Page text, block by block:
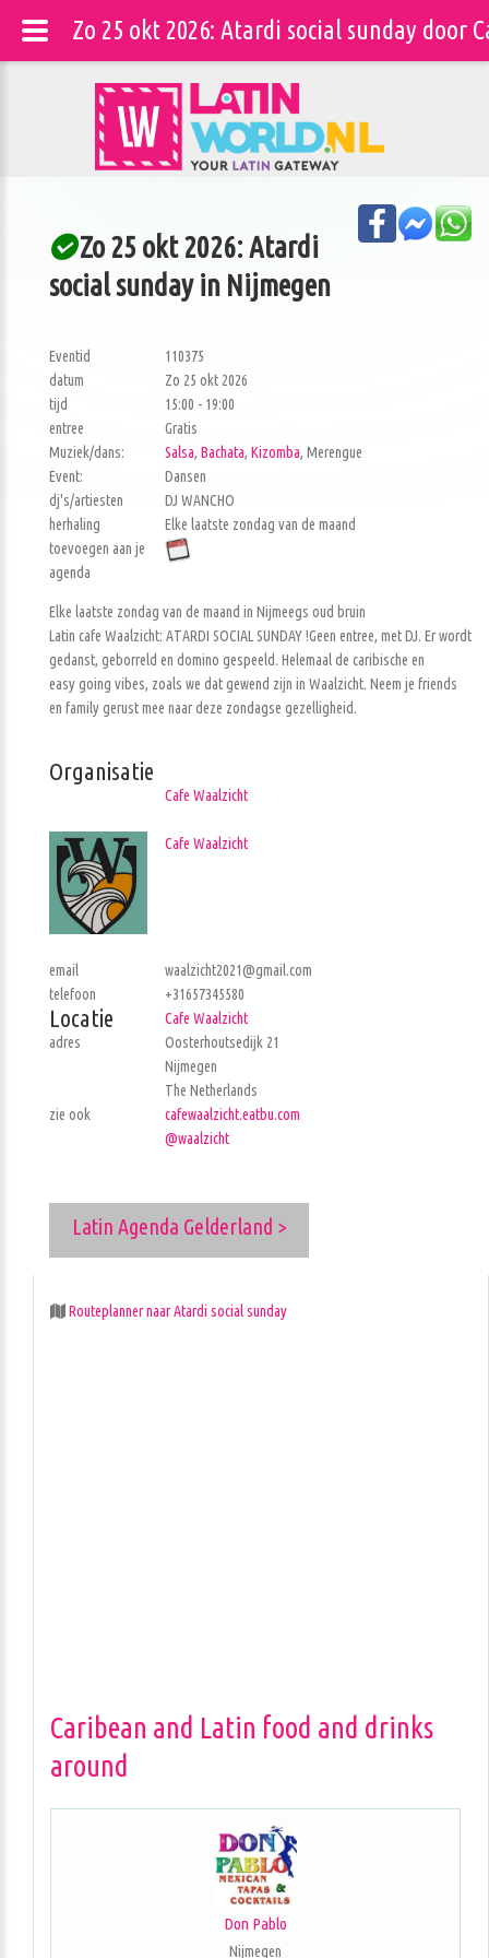
Zo 25 okt 2026: Atardi
social sunday in Nijmegen
Eventid
110375
datum
Zo 25 okt 2026
tijd
15:00 - 19:00
entree
Gratis
Muziek/dans:
Salsa, Bachata, Kizomba, Merengue
Event:
Dansen
dj's/artiesten
DJ WANCHO
herhaling
Elke laatste zondag van de maand
toevoegen aan je
agenda
Elke laatste zondag van de maand in Nijmeegs oud bruin
Latin cafe Waalzicht: ATARDI SOCIAL SUNDAY !Geen entree, met DJ. Er wordt
gedanst, geborreld en domino gespeeld. Helemaal de caribische en
easy going vibes, zoals we dat gewend zijn in Waalzicht. Neem je friends
en family gerust mee naar deze zondagse gezelligheid.
Organisatie
Cafe Waalzicht
Cafe Waalzicht
email
waalzicht2021@gmail.com
telefoon
+31657345580
Locatie
Cafe Waalzicht
adres
Oosterhoutsedijk 21
Nijmegen
The Netherlands
zie ook
cafewaalzicht.eatbu.com
@waalzicht
Latin Agenda Gelderland >
Routeplanner naar Atardi social sunday
Caribean and Latin food and drinks
around
Don Pablo
Nijmegen
Zo 25 okt 2026: Atardi social sunday